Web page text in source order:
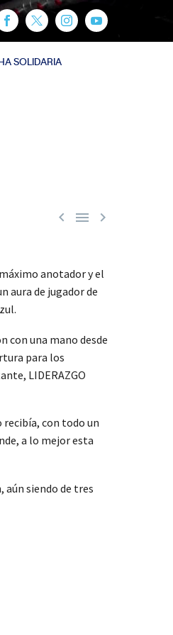
SOLIDARIA
  
anotador y el
aura de jugador de
con una mano desde
para los
LIDERAZGO
con todo un
a lo mejor esta
aún siendo de tres